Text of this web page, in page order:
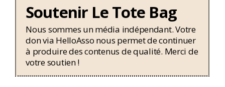
Soutenir Le Tote Bag
Nous sommes un média indépendant. Votre
don via HelloAsso nous permet de continuer
à produire des contenus de qualité. Merci de
votre soutien !